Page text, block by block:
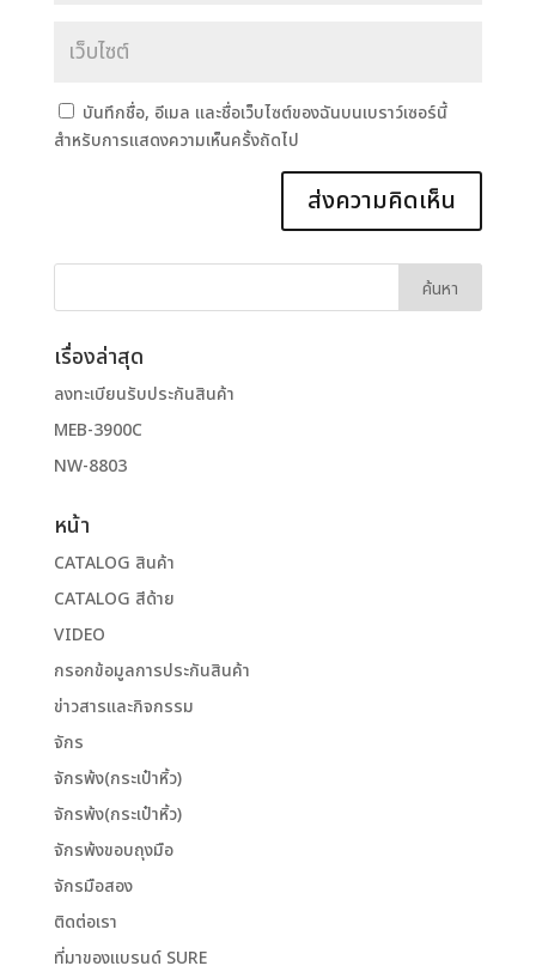
บันทึกชื่อ, อีเมล และชื่อเว็บไซต์ของฉันบนเบราว์เซอร์นี้
สำหรับการแสดงความเห็นครั้งถัดไป
เรื่องล่าสุด
ลงทะเบียนรับประกันสินค้า
MEB-3900C
NW-8803
หน้า
CATALOG สินค้า
CATALOG สีด้าย
VIDEO
กรอกข้อมูลการประกันสินค้า
ข่าวสารและกิจกรรม
จักร
จักรพ้ง(กระเป๋าหิ้ว)
จักรพ้ง(กระเป๋าหิ้ว)
จักรพ้งขอบถุงมือ
จักรมือสอง
ติดต่อเรา
ที่มาของแบรนด์ SURE